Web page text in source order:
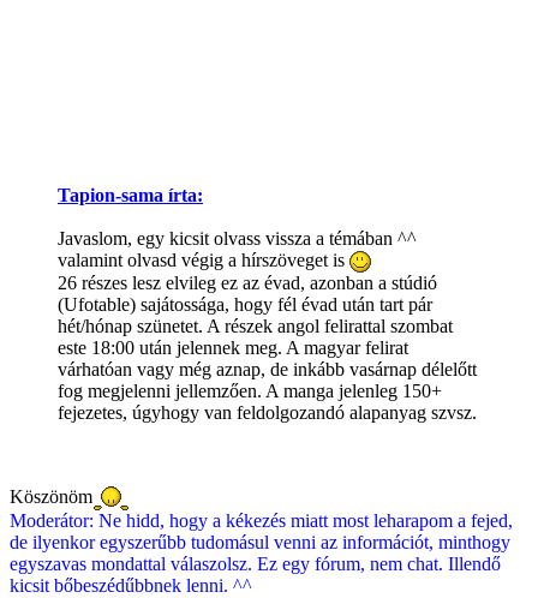
Tapion-sama írta:
Javaslom, egy kicsit olvass vissza a témában ^^
valamint olvasd végig a hírszöveget is
26 részes lesz elvileg ez az évad, azonban a stúdió
(Ufotable) sajátossága, hogy fél évad után tart pár
hét/hónap szünetet. A részek angol felirattal szombat
este 18:00 után jelennek meg. A magyar felirat
várhatóan vagy még aznap, de inkább vasárnap délelőtt
fog megjelenni jellemzően. A manga jelenleg 150+
fejezetes, úgyhogy van feldolgozandó alapanyag szvsz.
Köszönöm
Moderátor: Ne hidd, hogy a kékezés miatt most leharapom a fejed,
de ilyenkor egyszerűbb tudomásul venni az információt, minthogy
egyszavas mondattal válaszolsz. Ez egy fórum, nem chat. Illendő
kicsit bőbeszédűbbnek lenni. ^^